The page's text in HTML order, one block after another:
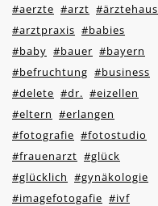
#aerzte #arzt #ärztehaus
#arztpraxis #babies
#baby #bauer #bayern
#befruchtung #business
#delete #dr. #eizellen
#eltern #erlangen
#fotografie #fotostudio
#frauenarzt #glück
#glücklich #gynäkologie
#imagefotogafie #ivf